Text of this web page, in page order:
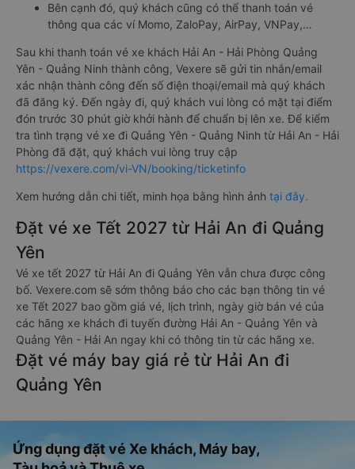
Bên cạnh đó, quý khách cũng có thể thanh toán vé
thông qua các ví Momo, ZaloPay, AirPay, VNPay,…
Sau khi thanh toán vé xe khách Hải An - Hải Phòng Quảng
Yên - Quảng Ninh thành công, Vexere sẽ gửi tin nhắn/email
xác nhận thành công đến số điện thoại/email mà quý khách
đã đăng ký. Đến ngày đi, quý khách vui lòng có mặt tại điểm
đón trước 30 phút giờ khởi hành để chuẩn bị lên xe. Để kiểm
tra tình trạng vé xe đi Quảng Yên - Quảng Ninh từ Hải An - Hải
Phòng đã đặt, quý khách vui lòng truy cập
https://vexere.com/vi-VN/booking/ticketinfo
Xem hướng dẫn chi tiết, minh họa bằng hình ảnh tại đây.
Đặt vé xe Tết 2027 từ Hải An đi Quảng
Yên
Vé xe tết 2027 từ Hải An đi Quảng Yên vẫn chưa được công
bố. Vexere.com sẽ sớm thông báo cho các bạn thông tin vé
xe Tết 2027 bao gồm giá vé, lịch trình, ngày giờ bán vé của
các hãng xe khách đi tuyến đường Hải An - Quảng Yên và
Quảng Yên - Hải An ngay khi có thông tin từ các hãng xe.
Đặt vé máy bay giá rẻ từ Hải An đi
Quảng Yên
Ứng dụng đặt vé Xe khách, Máy bay,